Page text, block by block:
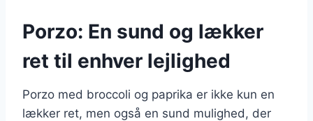
Porzo: En sund og lækker
ret til enhver lejlighed
Porzo med broccoli og paprika er ikke kun en
lækker ret, men også en sund mulighed, der